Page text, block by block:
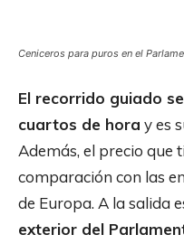
Ceniceros para puros en el
El recorrido guiado
cuartos de hora y es
Además, el precio que
comparación con las
de Europa. A la salida
exterior del